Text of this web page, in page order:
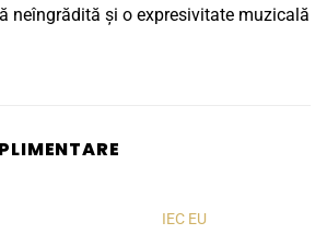
neîngrădită și o expresivitate muzicală
IEC EU